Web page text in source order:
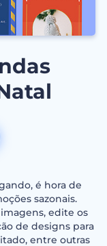
é hora de
sazonais.
edite os
de designs para
entre outras